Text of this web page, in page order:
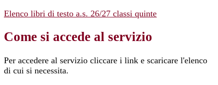
Elenco libri di testo a.s. 26/27 classi quinte
Come si accede al servizio
Per accedere al servizio cliccare i link e scaricare l'elenco
di cui si necessita.